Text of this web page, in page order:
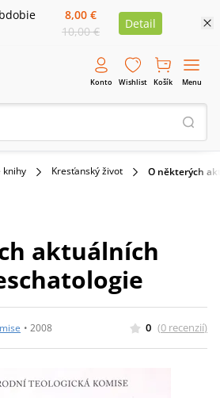
8,00 €
10,00 €
Detail
Konto Wishlist Košík Menu
knihy Kresťanský život O některých
aktuálních
• 2008 0 (0 recenzií)